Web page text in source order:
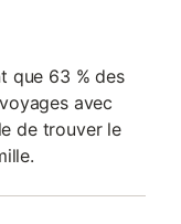
que 63 % des
avec
de trouver le